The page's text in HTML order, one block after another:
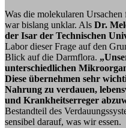
Was die molekularen
war bislang unklar. Als Dr.
der Isar der Technischen
Labor dieser Frage auf den
Blick auf die Darmflora.
unterschiedlichen
Diese übernehmen sehr
Nahrung zu verdauen,
und Krankheitserreger
Bestandteil des
sensibel darauf, was wir essen.